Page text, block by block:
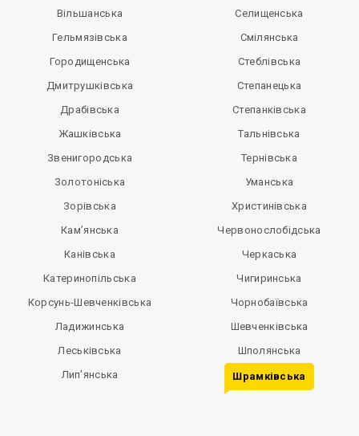
Вільшанська
Гельмязівська
Городищенська
Дмитрушківська
Драбівська
Жашківська
Звенигородська
Золотоніська
Зорівська
Кам’янська
Канівська
Катеринопільська
Корсунь-Шевченківська
Ладижинська
Леськівська
Лип’янська
Селищенська
Смілянська
Стеблівська
Степанецька
Степанківська
Тальнівська
Тернівська
Уманська
Христинівська
Червонослобідська
Черкаська
Чигиринська
Чорнобаївська
Шевченківська
Шполянська
Шрамківська